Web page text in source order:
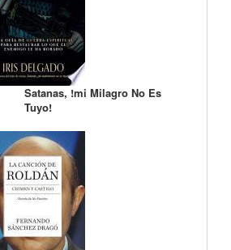
Satanas, !mi Milagro No Es
Tuyo!